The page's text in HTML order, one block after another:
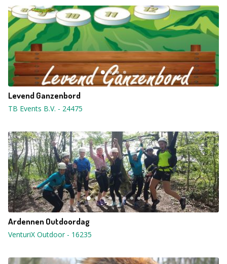
Levend Ganzenbord
TB Events B.V. - 24475
Ardennen Outdoordag
VenturiX Outdoor- 16235